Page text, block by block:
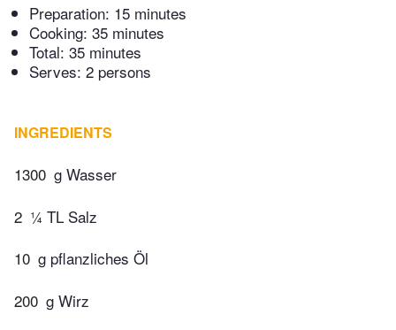
Preparation: 15 minutes
Cooking: 35 minutes
Total: 35 minutes
Serves: 2 persons
INGREDIENTS
1300 g Wasser
2 ¼ TL Salz
10 g pflanzliches Öl
200 g Wirz